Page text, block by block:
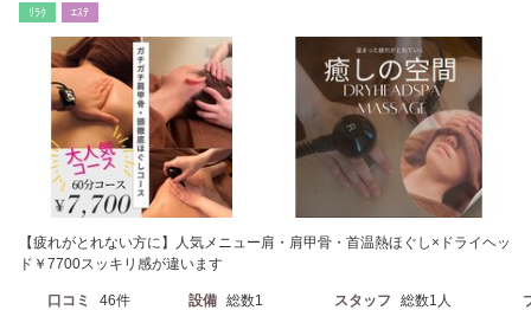
ﾘﾗｸ ｴｽﾃ
【疲れがとれない方に】人気メニュー肩・肩甲骨・首温熱ほぐし×ドライヘッ
ド￥7700スッキリ感が違います
口コミ 46件 設備 総数1 スタッフ 総数1人